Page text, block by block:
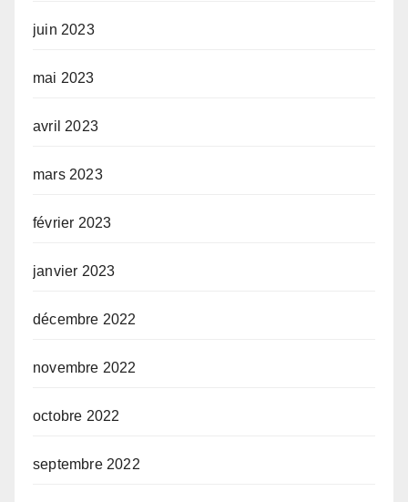
juin 2023
mai 2023
avril 2023
mars 2023
février 2023
janvier 2023
décembre 2022
novembre 2022
octobre 2022
septembre 2022